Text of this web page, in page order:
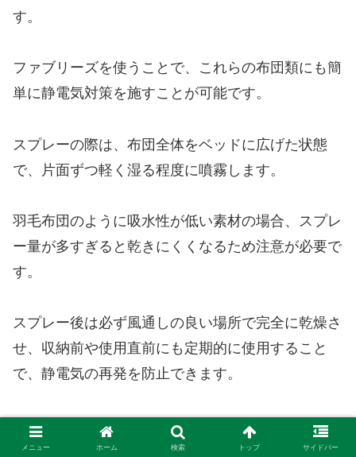
す。
ファブリーズを使うことで、これらの布団類にも簡
単に静電気対策を施すことが可能です。
スプレーの際は、布団全体をベッドに広げた状態
で、片面ずつ軽く湿る程度に噴霧します。
羽毛布団のように吸水性が低い素材の場合、スプレ
ー量が多すぎると乾きにくくなるため注意が必要で
す。
スプレー後は必ず風通しの良い場所で完全に乾燥さ
せ、収納前や使用直前にも定期的に使用すること
で、静電気の再発を防止できます。
加湿器との併用もおすすめです。
メニュー ホーム 検索 トップ サイドバー